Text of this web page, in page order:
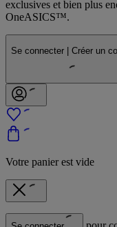
exclusives et bien plus
OneASICS™.
Se connecter | Créer un
Votre panier est vide